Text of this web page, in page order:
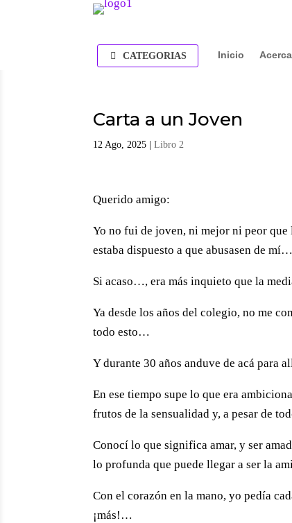
CATEGORIAS Inicio Acerca
Carta a un Joven
12 Ago, 2025 |Libro 2
Querido amigo:
Yo no fui de joven, ni mejor ni peor
estaba dispuesto a que abusasen de mí…
Si acaso…, era más inquieto que la
Ya desde los años del colegio, no me
todo esto…
Y durante 30 años anduve de acá para
En ese tiempo supe lo que era
frutos de la sensualidad y, a pesar de
Conocí lo que significa amar, y ser
lo profunda que puede llegar a ser la
Con el corazón en la mano, yo pedía
¡más!…